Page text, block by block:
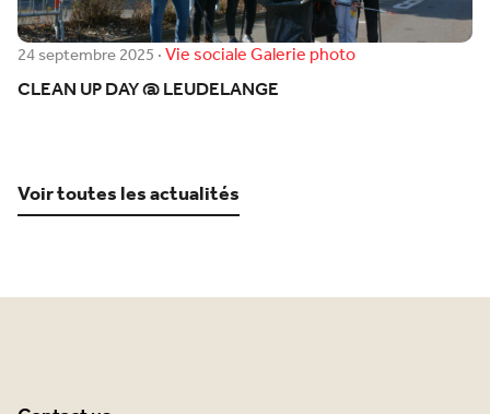
24 septembre 2025·Vie socialeGalerie photo
CLEAN UP DAY @ LEUDELANGE
Voir toutes les actualités